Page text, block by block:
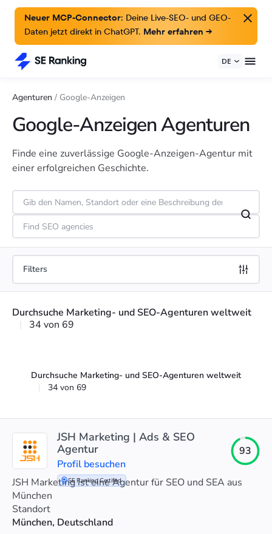
Neuer MCP-Connector: Deine Live-SEO- und GEO-
Daten jetzt direkt in ChatGPT. Mehr erfahren →
DE
Agenturen / Google-Anzeigen
Google-Anzeigen Agenturen
Finde eine zuverlässige Google-Anzeigen-Agentur mit
einer erfolgreichen Geschichte.
Durchsuche Marketing- und SEO-Agenturen weltweit
34 von 69
Filters
Durchsuche Marketing- und SEO-Agenturen weltweit
34 von 69
SE Ranking Certified
JSH Marketing | Ads & SEO
Agentur
Profil besuchen
93
JSH Marketing ist eine Agentur für SEO und SEA aus
München
Standort
München, Deutschland